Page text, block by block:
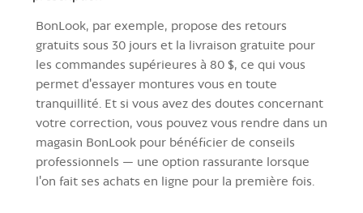
BonLook, par exemple, propose des retours
gratuits sous 30 jours et la livraison gratuite pour
les commandes supérieures à 80 $, ce qui vous
permet d'essayer montures vous en toute
tranquillité. Et si vous avez des doutes concernant
votre correction, vous pouvez vous rendre dans un
magasin BonLook pour bénéficier de conseils
professionnels — une option rassurante lorsque
l'on fait ses achats en ligne pour la première fois.